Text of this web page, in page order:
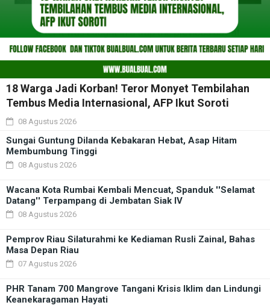
18 Warga Jadi Korban! Teror Monyet Tembilahan
Tembus Media Internasional, AFP Ikut Soroti
08 Agustus 2026
Sungai Guntung Dilanda Kebakaran Hebat, Asap Hitam
Membumbung Tinggi
08 Agustus 2026
Wacana Kota Rumbai Kembali Mencuat, Spanduk ''Selamat
Datang'' Terpampang di Jembatan Siak IV
08 Agustus 2026
Pemprov Riau Silaturahmi ke Kediaman Rusli Zainal, Bahas
Masa Depan Riau
07 Agustus 2026
PHR Tanam 700 Mangrove Tangani Krisis Iklim dan Lindungi
Keanekaragaman Hayati